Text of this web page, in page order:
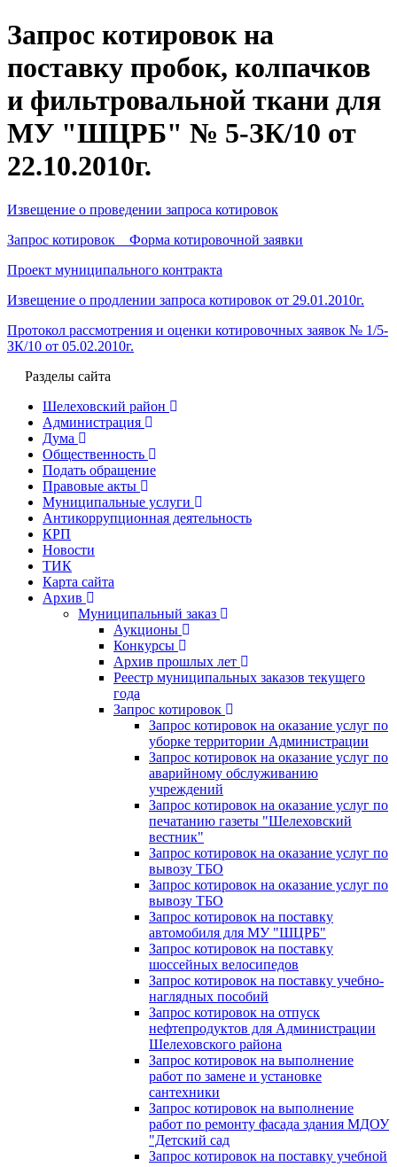
Запрос котировок на
поставку пробок, колпачков
и фильтровальной ткани для
МУ "ШЦРБ" № 5-ЗК/10 от
22.10.2010г.
Извещение о проведении запроса котировок
Запрос котировок Форма котировочной заявки
Проект муниципального контракта
Извещение о продлении запроса котировок от 29.01.2010г.
Протокол рассмотрения и оценки котировочных заявок № 1/5-
ЗК/10 от 05.02.2010г.
Разделы сайта
Шелеховский район
Администрация
Дума
Общественность
Подать обращение
Правовые акты
Муниципальные услуги
Антикоррупционная деятельность
КРП
Новости
ТИК
Карта сайта
Архив
Муниципальный заказ
Аукционы
Конкурсы
Архив прошлых лет
Реестр муниципальных заказов текущего
года
Запрос котировок
Запрос котировок на оказание услуг по
уборке территории Администрации
Запрос котировок на оказание услуг по
аварийному обслуживанию
учреждений
Запрос котировок на оказание услуг по
печатанию газеты "Шелеховский
вестник"
Запрос котировок на оказание услуг по
вывозу ТБО
Запрос котировок на оказание услуг по
вывозу ТБО
Запрос котировок на поставку
автомобиля для МУ "ШЦРБ"
Запрос котировок на поставку
шоссейных велосипедов
Запрос котировок на поставку учебно-
наглядных пособий
Запрос котировок на отпуск
нефтепродуктов для Администрации
Шелеховского района
Запрос котировок на выполнение
работ по замене и установке
сантехники
Запрос котировок на выполнение
работ по ремонту фасада здания МДОУ
"Детский сад
Запрос котировок на поставку учебной